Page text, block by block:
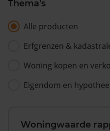
Thema's
Alle producten
Erfgrenzen &
Woning kopen en
Eigendom en
Woningwaarde